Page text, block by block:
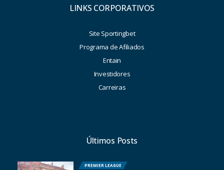
LINKS CORPORATIVOS
Site Sportingbet
Programa de Afiliados
Entain
Investidores
Carreiras
Últimos Posts
PREMIER LEAGUE